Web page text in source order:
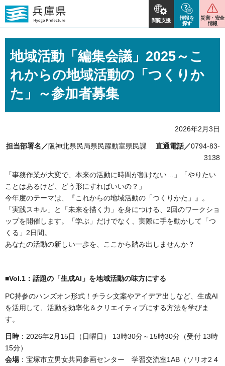
閲覧支援
情報を
探す
災害・安全
情報
地域活動「編集会議」2025～こ
れからの地域活動の「つくりか
た」～参加者募集
2026年2月3日
担当部署名／阪神北県民局県民躍動室県民課 直通電話／0794-83-
3138
「事務作業が大変で、本来の活動に時間が割けない…」「やりたい
ことはあるけど、どう形にすればいいの？」
今年度のテーマは、『これからの地域活動の「つくりかた」』。
「実践スキル」と「未来を描く力」を身につける、2回のワークショ
ップを開催します。「学ぶ」だけでなく、実際に手を動かして「つ
くる」2日間。
あなたの活動の新しい一歩を、ここから踏み出しませんか？
■Vol.1 ：話題の「生成AI」を地域活動の味方にする
PC持参のハンズオン形式！チラシ文案やアイデア出しなど、生成AI
を活用して、活動を効率化＆クリエイティブにする方法を学びま
す。
日時：2026年2月15日（日曜日） 13時30分～15時30分（受付 13時
15分）
会場：宝塚市立男女共同参画センター 学習交流室1AB（ソリオ2 4